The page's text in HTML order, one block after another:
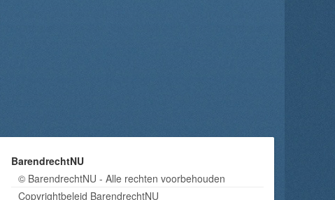
BarendrechtNU
© BarendrechtNU - Alle rechten voorbehouden
Copyrightbeleid BarendrechtNU